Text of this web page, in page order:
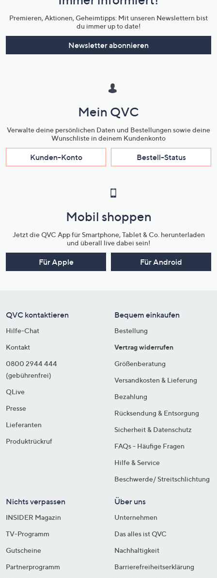
Unternehmensinformationen
Premieren, Aktionen, Geheimtipps: Mit unseren Newslettern bist
du immer up to date!
Newsletter abonnieren
Mein QVC
Verwalte deine persönlichen Daten und Bestellungen sowie deine
Wunschliste in deinem Kundenkonto
Kunden-Konto Bestell-Status
Mobil shoppen
Jetzt die QVC App für Smartphone, Tablet & Co. herunterladen
und überall live dabei sein!
Für Apple Für Android
QVC kontaktieren
Hilfe-Chat
Kontakt
0800 2944 444
(gebührenfrei)
QLive
Presse
Lieferanten
Produktrückruf
Bequem einkaufen
Bestellung
Vertrag widerrufen
Größenberatung
Versandkosten & Lieferung
Bezahlung
Rücksendung & Entsorgung
Sicherheit & Datenschutz
FAQs - Häufige Fragen
Hilfe & Service
Beschwerde/ Streitschlichtung
Nichts verpassen
INSIDER Magazin
TV-Programm
Gutscheine
Partnerprogramm
Über uns
Unternehmen
Das alles ist QVC
Nachhaltigkeit
Barrierefreiheitserklärung